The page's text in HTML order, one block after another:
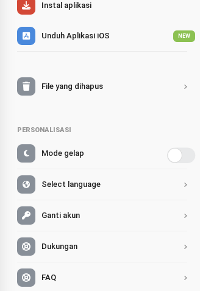
Instal aplikasi
Unduh Aplikasi iOS NEW
File yang dihapus
PERSONALISASI
Mode gelap
Select language
Ganti akun
Dukungan
FAQ